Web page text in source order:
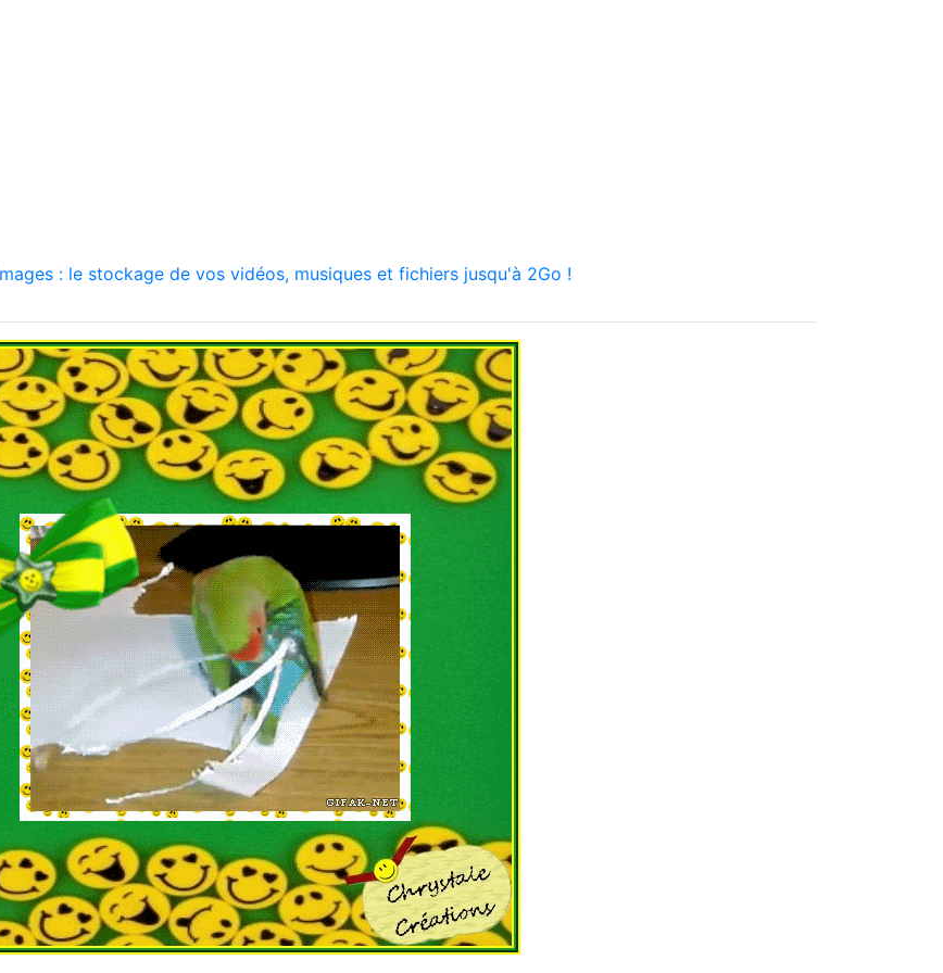
: le stockage de vos vidéos, musiques et fichiers jusqu'à 2Go !